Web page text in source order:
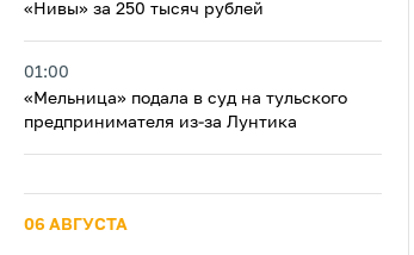
«Нивы» за 250 тысяч рублей
01:00
«Мельница» подала в суд на тульского
предпринимателя из‑за Лунтика
06 АВГУСТА